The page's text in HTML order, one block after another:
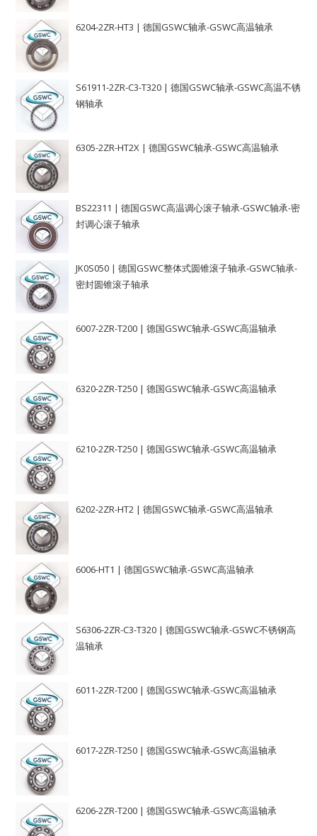
6204-2ZR-HT3 | 德国GSWC轴承-GSWC高温轴承
S61911-2ZR-C3-T320 | 德国GSWC轴承-GSWC高温不锈
钢轴承
6305-2ZR-HT2X | 德国GSWC轴承-GSWC高温轴承
BS22311 | 德国GSWC高温调心滚子轴承-GSWC轴承-密
封调心滚子轴承
JK0S050 | 德国GSWC整体式圆锥滚子轴承-GSWC轴承-
密封圆锥滚子轴承
6007-2ZR-T200 | 德国GSWC轴承-GSWC高温轴承
6320-2ZR-T250 | 德国GSWC轴承-GSWC高温轴承
6210-2ZR-T250 | 德国GSWC轴承-GSWC高温轴承
6202-2ZR-HT2 | 德国GSWC轴承-GSWC高温轴承
6006-HT1 | 德国GSWC轴承-GSWC高温轴承
S6306-2ZR-C3-T320 | 德国GSWC轴承-GSWC不锈钢高
温轴承
6011-2ZR-T200 | 德国GSWC轴承-GSWC高温轴承
6017-2ZR-T250 | 德国GSWC轴承-GSWC高温轴承
6206-2ZR-T200 | 德国GSWC轴承-GSWC高温轴承